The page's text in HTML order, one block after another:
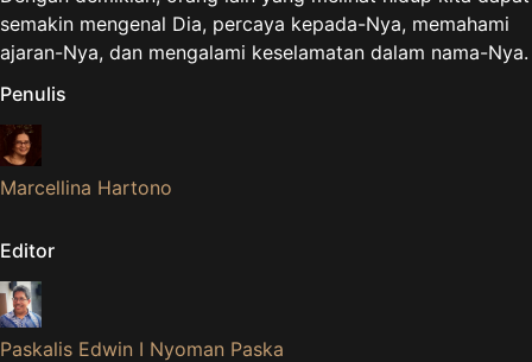
semakin mengenal Dia, percaya kepada-Nya, memahami
ajaran-Nya, dan mengalami keselamatan dalam nama-Nya.
Penulis
Marcellina Hartono
Editor
Paskalis Edwin I Nyoman Paska